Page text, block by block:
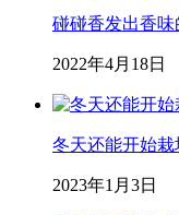
碰碰香发出香味
2022年4月18日
冬天还能开始栽
2023年1月3日